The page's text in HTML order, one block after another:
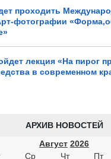
проходить
фотографии
лекция «На пирог
в современном
АРХИВ НОВОСТЕЙ
Август 2026
Ср Чт Пт